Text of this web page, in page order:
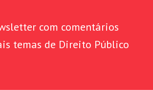
com comentários
temas de Direito Público